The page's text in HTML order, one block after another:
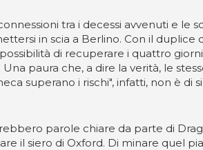
tra i decessi avvenuti e
in scia a Berlino. Con il
di recuperare i quattro
paura che, a dire la verità, le
superano i rischi", infatti, non è
parole chiare da parte di
il siero di Oxford. Di minare quel